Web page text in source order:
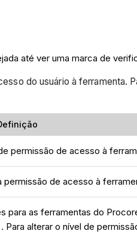
até ver uma marca de
do usuário à ferramenta.
permissão de acesso à
permissão de acesso à
para as ferramentas do
Para alterar o nível de